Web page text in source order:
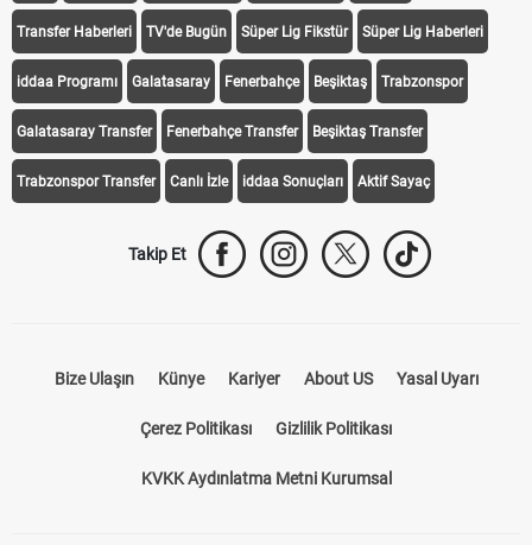
Transfer Haberleri TV'de Bugün Süper Lig Fikstür Süper Lig Haberleri
iddaa Programı Galatasaray Fenerbahçe Beşiktaş Trabzonspor
Galatasaray Transfer Fenerbahçe Transfer Beşiktaş Transfer
Trabzonspor Transfer Canlı İzle iddaa Sonuçları Aktif Sayaç
Takip Et
Bize Ulaşın Künye Kariyer About US Yasal Uyarı
Çerez Politikası Gizlilik Politikası
KVKK Aydınlatma Metni Kurumsal